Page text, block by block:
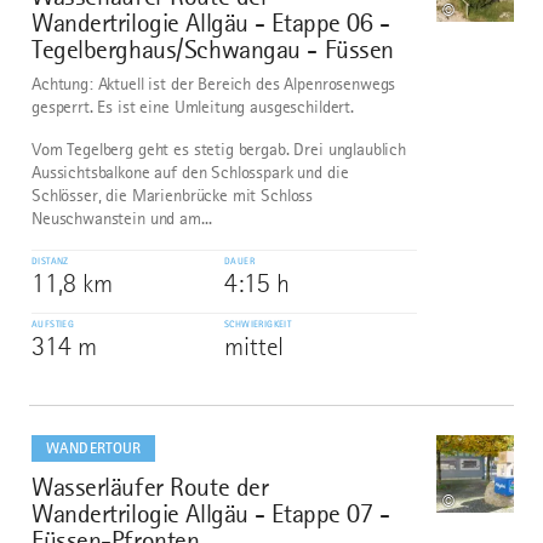
Wandertrilogie Allgäu - Etappe 06 -
Tegelberghaus/Schwangau - Füssen
©
Achtung: Aktuell ist der Bereich des Alpenrosenwegs
gesperrt. Es ist eine Umleitung ausgeschildert.
Vom Tegelberg geht es stetig bergab. Drei unglaublich
Aussichtsbalkone auf den Schlosspark und die
Schlösser, die Marienbrücke mit Schloss
Neuschwanstein und am...
DISTANZ
11,8 km
DAUER
4:15 h
AUFSTIEG
314 m
SCHWIERIGKEIT
mittel
WANDERTOUR
7
Wasserläufer Route der
Wandertrilogie Allgäu - Etappe 07 -
©
dazu